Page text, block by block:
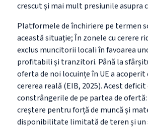
crescut și mai mult presiunile asupra
Platformele de închiriere pe termen
această situație; În zonele cu cerere
exclus muncitorii locali în favoarea
profitabili și tranzitori. Până la
oferta de noi locuințe în UE a acoperit
cererea reală (EIB, 2025). Acest
constrângerile de pe partea de
creștere pentru forță de muncă și
disponibilitate limitată de teren și un